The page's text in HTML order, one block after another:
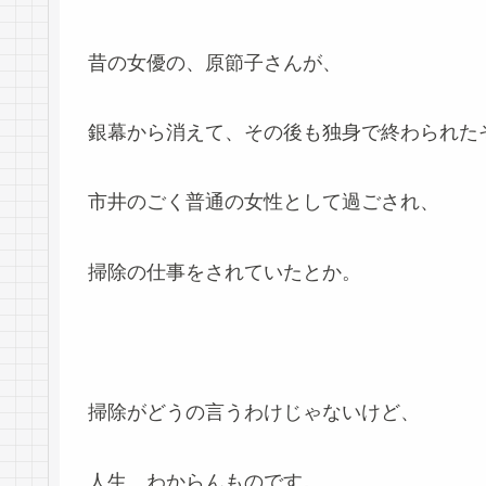
昔の女優の、原節子さんが、
銀幕から消えて、その後も独身で終わられた
市井のごく普通の女性として過ごされ、
掃除の仕事をされていたとか。
掃除がどうの言うわけじゃないけど、
人生、わからんものです。